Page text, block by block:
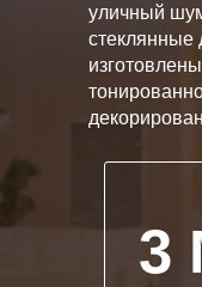
уличный
стеклянные
3